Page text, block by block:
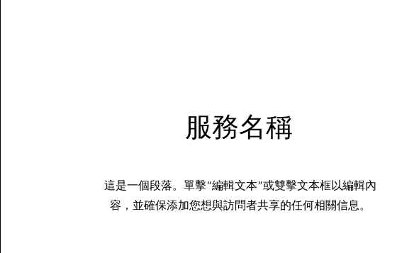
服務名稱
這是一個段落。單擊“編輯文本”或雙擊文本框以編輯內
容，並確保添加您想與訪問者共享的任何相關信息。